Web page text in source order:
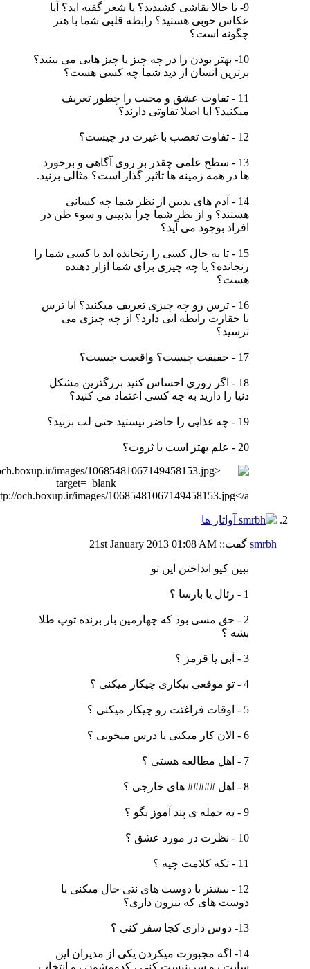
9- تا حالا نقاشی کشیدید؟ یا شعر گفته اید؟ آیا
عکاس خوبی هستید؟ رابطه قلبی شما با هنر
چگونه است؟
10- بهتر بودن را در چه چیز یا چیز هایی می بینید؟
برترین انسان از دید شما چه کسی هست؟
11 - تفاوت عشق و محبت را چطور تعریف
میکنید؟ ایا اصلا تفاوتی دارند؟
12 - تفاوت تعصب با غیرت در چیست؟
13 - سطح علمی چقدر بر روی آگاهی و برخورد
ها در همه زمینه ها تاثیر گذار است؟ مثالی بزنید.
14 - آدم های بدبین از نظر شما چه کسانی
هستند؟ و از نظر شما چرا بدبینی و سوء ظن در
افراد بوجود می آید؟
15 - تا به حال کسی را رنجانده اید یا کسی شما را
رنجانده؟ یا چه چیزی برای شما آزار دهنده
هست؟
16 - ترس رو چه چیزی تعریف میکنید؟ آیا ترس
با حقارت رابطه ایی دارد؟ از چه چیزی می
ترسید؟
17 - حقیقت چیست؟ واقعیت چیست؟
18 - اگر روزي احساس كنيد بزرگترين مشكل
دنيا را داريد به چه كسي اعتماد مي كنيد؟
19 - چه غذایی را حاضر نیستید حتی لب بزنید؟
20 - علم بهتر است یا ثروت؟
smrbh گفت:: 21st January 2013 01:08 AM
ببین کیو انداختن این تو
1 - رئال یا بارسا ؟
2 - حق مسی بود که چهارمین بار برنده توپ طلا
بشه ؟
3 - آبی یا قرمز ؟
4 - تو موقعی بیکاری چیکار میکنی ؟
5 - اوقات فراغتت رو چیکار میکنی ؟
6 - الان کار میکنی یا درس میخونی ؟
7 - اهل مطالعه هستی ؟
8 - اهل ##### های خارجی ؟
9 - یه جمله ی پند آموز بگو ؟
10 - نظرت در مورد عشق ؟
11 - تکه کلامت چیه ؟
12 - بیشتر با دوست های نتی حال میکنی یا
دوست های که بیرون داری؟
13- دوس داری کجا سفر کنی ؟
14- اگه مجبورت میکردن یکی از مدیران این
سایت رو سربنیست کنی ، کدومشون رو انتخاب